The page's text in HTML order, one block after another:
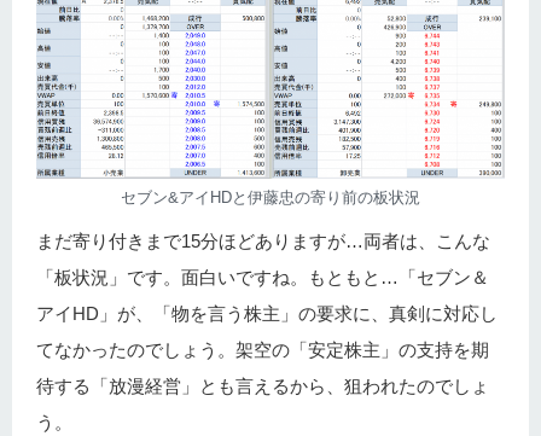
セブン&アイHDと伊藤忠の寄り前の板状況
まだ寄り付きまで15分ほどありますが…両者は、こんな
「板状況」です。面白いですね。もともと…「セブン＆
アイHD」が、「物を言う株主」の要求に、真剣に対応し
てなかったのでしょう。架空の「安定株主」の支持を期
待する「放漫経営」とも言えるから、狙われたのでしょ
う。